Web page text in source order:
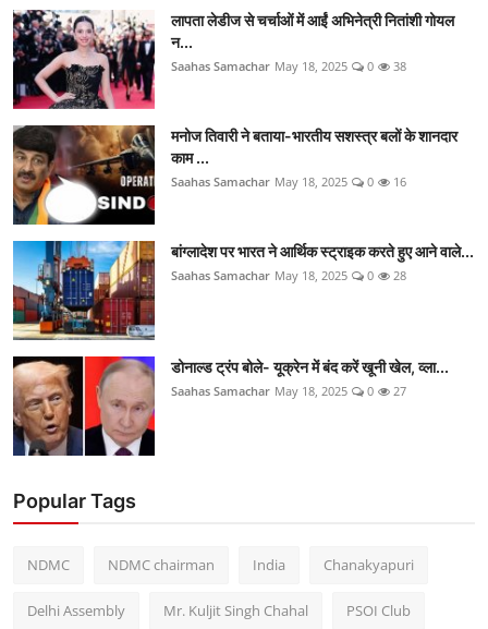
लापता लेडीज से चर्चाओं में आईं अभिनेत्री नितांशी गोयल
न...
Saahas Samachar May 18, 2025 0 38
मनोज तिवारी ने बताया-भारतीय सशस्त्र बलों के शानदार
काम ...
Saahas Samachar May 18, 2025 0 16
बांग्लादेश पर भारत ने आर्थिक स्ट्राइक करते हुए आने वाले...
Saahas Samachar May 18, 2025 0 28
डोनाल्ड ट्रंप बोले- यूक्रेन में बंद करें खूनी खेल, व्ला...
Saahas Samachar May 18, 2025 0 27
Popular Tags
NDMC NDMC chairman India Chanakyapuri
Delhi Assembly Mr. Kuljit Singh Chahal PSOI Club